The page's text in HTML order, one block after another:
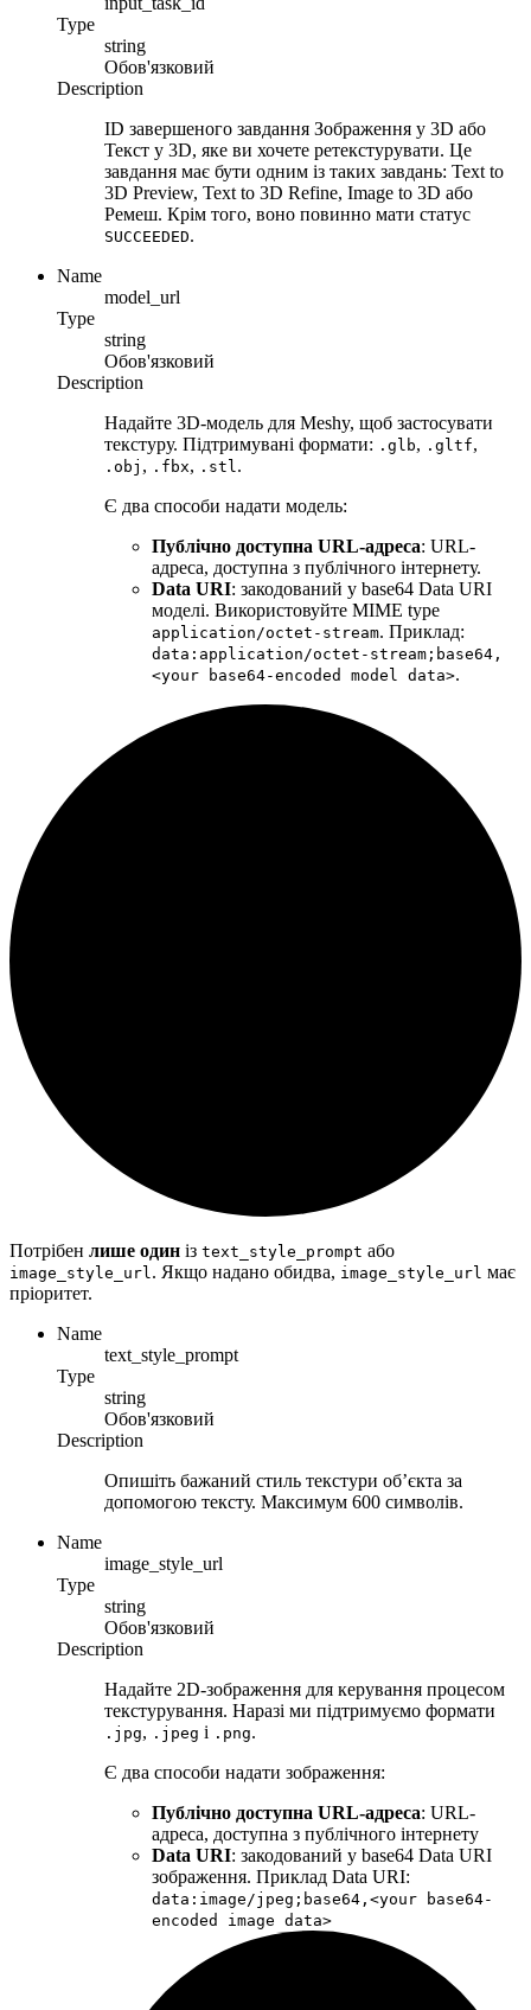
Type
string
Обов'язковий
Description
ID завершеного завдання Зображення у 3D або
Текст у 3D, яке ви хочете ретекстурувати. Це
завдання має бути одним із таких завдань: Text to
3D Preview, Text to 3D Refine, Image to 3D або
Ремеш. Крім того, воно повинно мати статус
SUCCEEDED.
Name
model_url
Type
string
Обов'язковий
Description
Надайте 3D-модель для Meshy, щоб застосувати
текстуру. Підтримувані формати: .glb, .gltf,
.obj , .fbx, .stl.
Є два способи надати модель:
Публічно доступна URL-адреса: URL-
адреса, доступна з публічного інтернету.
Data URI: закодований у base64 Data URI
моделі. Використовуйте MIME type
application/octet-stream. Приклад:
data:application/octet-stream;base64,
<your base64-encoded model data>.
Потрібен лише один із text_style_prompt або
image_style_url. Якщо надано обидва, image_style_url має
пріоритет.
Name
text_style_prompt
Type
string
Обов'язковий
Description
Опишіть бажаний стиль текстури об’єкта за
допомогою тексту. Максимум 600 символів.
Name
image_style_url
Type
string
Обов'язковий
Description
Надайте 2D-зображення для керування процесом
текстурування. Наразі ми підтримуємо формати
.jpg, .jpeg і .png.
Є два способи надати зображення:
Публічно доступна URL-адреса: URL-
адреса, доступна з публічного інтернету
Data URI: закодований у base64 Data URI
зображення. Приклад Data URI:
data:image/jpeg;base64,<your base64-
encoded image data>